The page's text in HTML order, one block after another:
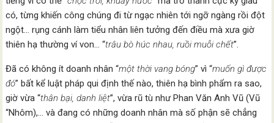
có, từng khiến công chúng đi từ ngạc nhiên tới ngỡ ngàng rồi đột
ngột… rụng cánh làm tiểu nhân liên tưởng đến điều mà xưa giờ
thiên hạ thường ví von… “trâu bò húc nhau, ruồi muỗi chết”.
Đã có không ít doanh nhân “một thời vang bóng” vì “muốn gì được
đó” bất kể luật pháp qui định thế nào, thiên hạ bình phẩm ra sao,
giờ vừa “thân bại, danh liệt”, vừa rũ tù như Phan Văn Anh Vũ (Vũ
“Nhôm),… và đang có những doanh nhân mà số phận sẽ chẳng